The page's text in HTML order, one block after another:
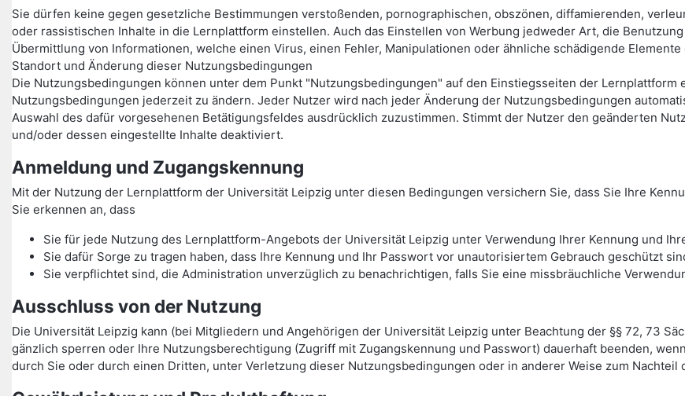
Sie dürfen keine gegen gesetzliche Bestimmungen verstoßenden, pornographischen, obszönen, diffamierenden,
oder rassistischen Inhalte in die Lernplattform einstellen. Auch das Einstellen von Werbung jedweder Art, die
Übermittlung von Informationen, welche einen Virus, einen Fehler, Manipulationen oder ähnliche schädigende
Standort und Änderung dieser Nutzungsbedingungen
Die Nutzungsbedingungen können unter dem Punkt "Nutzungsbedingungen" auf den Einstiegsseiten der
Nutzungsbedingungen jederzeit zu ändern. Jeder Nutzer wird nach jeder Änderung der Nutzungsbedingungen
Auswahl des dafür vorgesehenen Betätigungsfeldes ausdrücklich zuzustimmen. Stimmt der Nutzer den geänderten
und/oder dessen eingestellte Inhalte deaktiviert.
Anmeldung und Zugangskennung
Mit der Nutzung der Lernplattform der Universität Leipzig unter diesen Bedingungen versichern Sie, dass Sie Ihre
Sie erkennen an, dass
Sie für jede Nutzung des Lernplattform-Angebots der Universität Leipzig unter Verwendung Ihrer Kennung und
Sie dafür Sorge zu tragen haben, dass Ihre Kennung und Ihr Passwort vor unautorisiertem Gebrauch geschützt
Sie verpflichtet sind, die Administration unverzüglich zu benachrichtigen, falls Sie eine missbräuchliche
Ausschluss von der Nutzung
Die Universität Leipzig kann (bei Mitgliedern und Angehörigen der Universität Leipzig unter Beachtung der §§ 72, 73
gänzlich sperren oder Ihre Nutzungsberechtigung (Zugriff mit Zugangskennung und Passwort) dauerhaft beenden,
durch Sie oder durch einen Dritten, unter Verletzung dieser Nutzungsbedingungen oder in anderer Weise zum